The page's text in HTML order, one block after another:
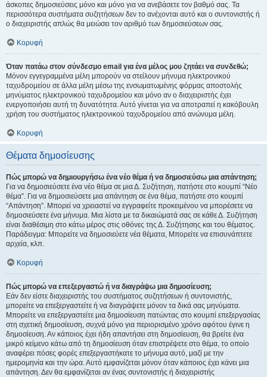
άσκοπες δημοσιεύσεις μόνο και μόνο για να ανεβάσετε τον βαθμό σας. Τα
περισσότερα συστήματα συζητήσεων δεν το ανέχονται αυτό και ο συντονιστής ή
ο διαχειριστής απλώς θα μειώσει τον αριθμό των δημοσιεύσεων σας.
Κορυφή
Όταν πατάω στον σύνδεσμο email για ένα μέλος μου ζητάει να συνδεθώ;
Μόνον εγγεγραμμένα μέλη μπορούν να στείλουν μήνυμα ηλεκτρονικού
ταχυδρομείου σε άλλα μέλη μέσω της ενσωματωμένης φόρμας αποστολής
μηνύματος ηλεκτρονικού ταχυδρομείου και μόνο αν ο διαχειριστής έχει
ενεργοποιήσει αυτή τη δυνατότητα. Αυτό γίνεται για να αποτραπεί η κακόβουλη
χρήση του συστήματος ηλεκτρονικού ταχυδρομείου από ανώνυμα μέλη.
Κορυφή
Θέματα δημοσίευσης
Πώς μπορώ να δημιουργήσω ένα νέο θέμα ή να δημοσιεύσω μια απάντηση;
Για να δημοσιεύσετε ένα νέο θέμα σε μια Δ. Συζήτηση, πατήστε στο κουμπί “Νέο
θέμα”. Για να δημοσιεύσετε μια απάντηση σε ένα θέμα, πατήστε στο κουμπί
“Απάντηση”. Μπορεί να χρειαστεί να εγγραφείτε προκειμένου να μπορέσετε να
δημοσιεύσετε ένα μήνυμα. Μια λίστα με τα δικαιώματά σας σε κάθε Δ. Συζήτηση
είναι διαθέσιμη στο κάτω μέρος στις οθόνες της Δ. Συζήτησης και του θέματος.
Παράδειγμα: Μπορείτε να δημοσιεύετε νέα θέματα, Μπορείτε να επισυνάπτετε
αρχεία, κλπ.
Κορυφή
Πώς μπορώ να επεξεργαστώ ή να διαγράψω μια δημοσίευση;
Εάν δεν είστε διαχειριστής του συστήματος συζητήσεων ή συντονιστής,
μπορείτε να επεξεργαστείτε ή να διαγράψετε μόνον τα δικά σας μηνύματα.
Μπορείτε να επεξεργαστείτε μια δημοσίευση πατώντας στο κουμπί επεξεργασίας
στη σχετική δημοσίευση, συχνά μόνο για περιορισμένο χρόνο αφότου έγινε η
δημοσίευση. Αν κάποιος έχει ήδη απαντήσει στη δημοσίευση, θα βρείτε ένα
μικρό κείμενο κάτω από τη δημοσίευση όταν επιστρέψετε στο θέμα, το οποίο
αναφέρει πόσες φορές επεξεργαστήκατε το μήνυμα αυτό, μαζί με την
ημερομηνία και την ώρα. Αυτό εμφανίζεται μόνον όταν κάποιος έχει κάνει μια
απάντηση. Δεν θα εμφανίζεται αν ένας συντονιστής ή διαχειριστής